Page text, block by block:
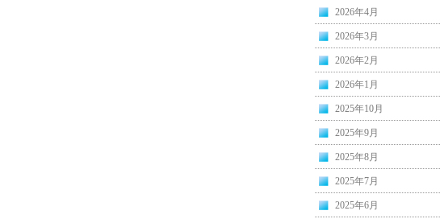
2026年4月
2026年3月
2026年2月
2026年1月
2025年10月
2025年9月
2025年8月
2025年7月
2025年6月